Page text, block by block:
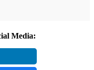
Media: